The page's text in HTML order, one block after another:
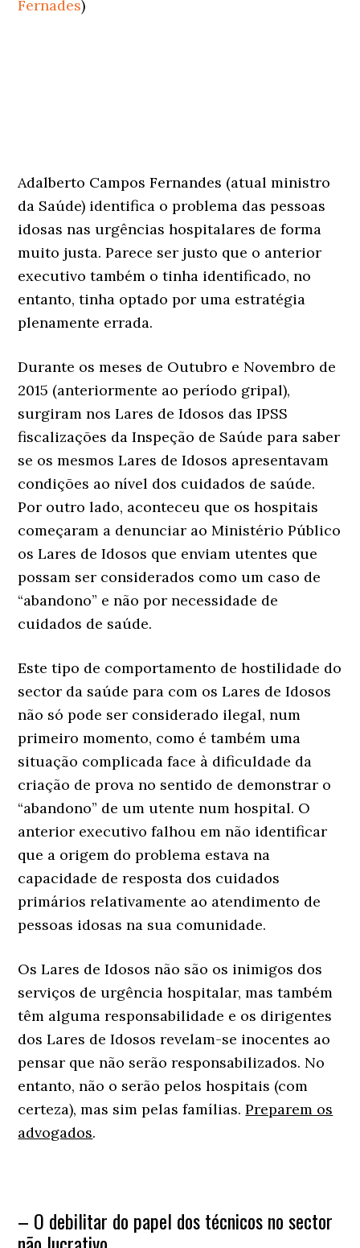
Fernades)
Adalberto Campos Fernandes (atual ministro
da Saúde) identifica o problema das pessoas
idosas nas urgências hospitalares de forma
muito justa. Parece ser justo que o anterior
executivo também o tinha identificado, no
entanto, tinha optado por uma estratégia
plenamente errada.
Durante os meses de Outubro e Novembro de
2015 (anteriormente ao período gripal),
surgiram nos Lares de Idosos das IPSS
fiscalizações da Inspeção de Saúde para saber
se os mesmos Lares de Idosos apresentavam
condições ao nível dos cuidados de saúde.
Por outro lado, aconteceu que os hospitais
começaram a denunciar ao Ministério Público
os Lares de Idosos que enviam utentes que
possam ser considerados como um caso de
“abandono” e não por necessidade de
cuidados de saúde.
Este tipo de comportamento de hostilidade do
sector da saúde para com os Lares de Idosos
não só pode ser considerado ilegal, num
primeiro momento, como é também uma
situação complicada face à dificuldade da
criação de prova no sentido de demonstrar o
“abandono” de um utente num hospital. O
anterior executivo falhou em não identificar
que a origem do problema estava na
capacidade de resposta dos cuidados
primários relativamente ao atendimento de
pessoas idosas na sua comunidade.
Os Lares de Idosos não são os inimigos dos
serviços de urgência hospitalar, mas também
têm alguma responsabilidade e os dirigentes
dos Lares de Idosos revelam-se inocentes ao
pensar que não serão responsabilizados. No
entanto, não o serão pelos hospitais (com
certeza), mas sim pelas famílias.Preparem os
advogados.
– O debilitar do papel dos técnicos no sector